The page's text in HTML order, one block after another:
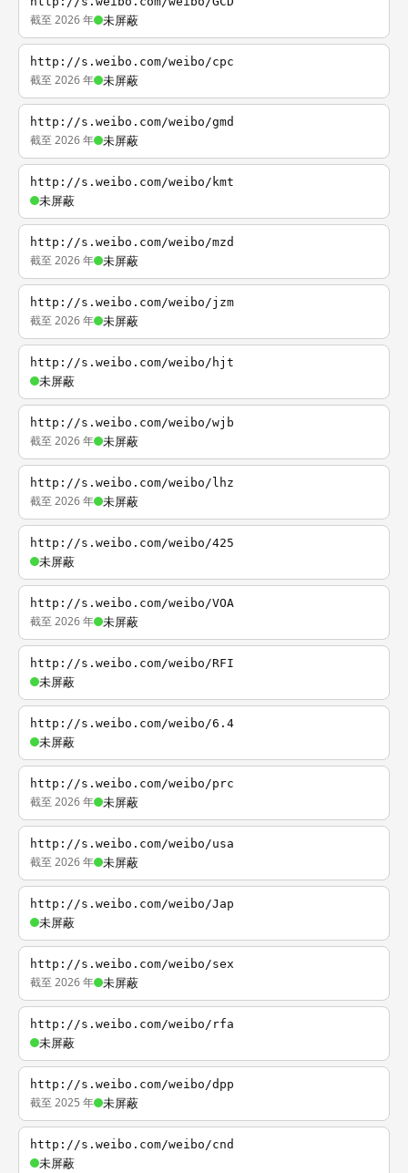
截至 2026 年 未屏蔽
http://s.weibo.com/weibo/cpc
截至 2026 年 未屏蔽
http://s.weibo.com/weibo/gmd
截至 2026 年 未屏蔽
http://s.weibo.com/weibo/kmt
未屏蔽
http://s.weibo.com/weibo/mzd
截至 2026 年 未屏蔽
http://s.weibo.com/weibo/jzm
截至 2026 年 未屏蔽
http://s.weibo.com/weibo/hjt
未屏蔽
http://s.weibo.com/weibo/wjb
截至 2026 年 未屏蔽
http://s.weibo.com/weibo/lhz
截至 2026 年 未屏蔽
http://s.weibo.com/weibo/425
未屏蔽
http://s.weibo.com/weibo/VOA
截至 2026 年 未屏蔽
http://s.weibo.com/weibo/RFI
未屏蔽
http://s.weibo.com/weibo/6.4
未屏蔽
http://s.weibo.com/weibo/prc
截至 2026 年 未屏蔽
http://s.weibo.com/weibo/usa
截至 2026 年 未屏蔽
http://s.weibo.com/weibo/Jap
未屏蔽
http://s.weibo.com/weibo/sex
截至 2026 年 未屏蔽
http://s.weibo.com/weibo/rfa
未屏蔽
http://s.weibo.com/weibo/dpp
截至 2025 年 未屏蔽
http://s.weibo.com/weibo/cnd
未屏蔽